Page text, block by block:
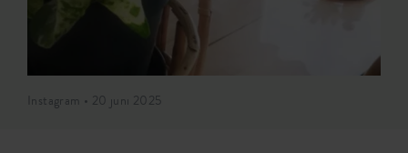
Instagram • 20 juni 2025